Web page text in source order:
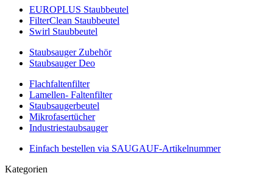
EUROPLUS Staubbeutel
FilterClean Staubbeutel
Swirl Staubbeutel
Staubsauger Zubehör
Staubsauger Deo
Flachfaltenfilter
Lamellen- Faltenfilter
Staubsaugerbeutel
Mikrofasertücher
Industriestaubsauger
Einfach bestellen via SAUGAUF-Artikelnummer
Kategorien